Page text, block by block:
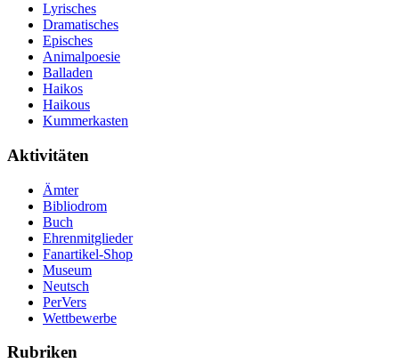
Lyrisches
Dramatisches
Episches
Animalpoesie
Balladen
Haikos
Haikous
Kummerkasten
Aktivitäten
Ämter
Bibliodrom
Buch
Ehrenmitglieder
Fanartikel-Shop
Museum
Neutsch
PerVers
Wettbewerbe
Rubriken